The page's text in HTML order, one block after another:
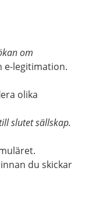
om
legitimation.
olika
slutet sällskap.
du skickar